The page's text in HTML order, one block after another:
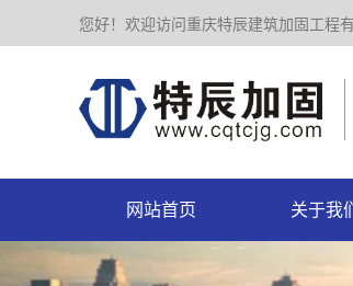
您好！欢迎访问重庆特辰建筑加固工程
网站首页 关于我们